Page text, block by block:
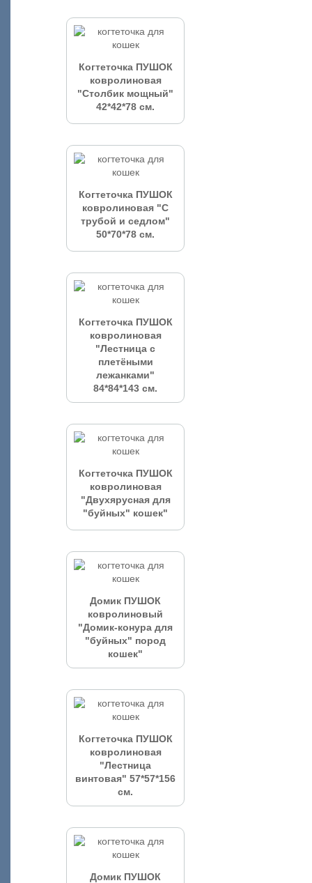
Когтеточка ПУШОК
ковролиновая
"Столбик мощный"
42*42*78 см.
Когтеточка ПУШОК
ковролиновая "С
трубой и седлом"
50*70*78 см.
Когтеточка ПУШОК
ковролиновая
"Лестница с
плетёными
лежанками"
84*84*143 см.
Когтеточка ПУШОК
ковролиновая
"Двухярусная для
"буйных" кошек"
Домик ПУШОК
ковролиновый
"Домик-конура для
"буйных" пород
кошек"
Когтеточка ПУШОК
ковролиновая
"Лестница
винтовая" 57*57*156
см.
Домик ПУШОК